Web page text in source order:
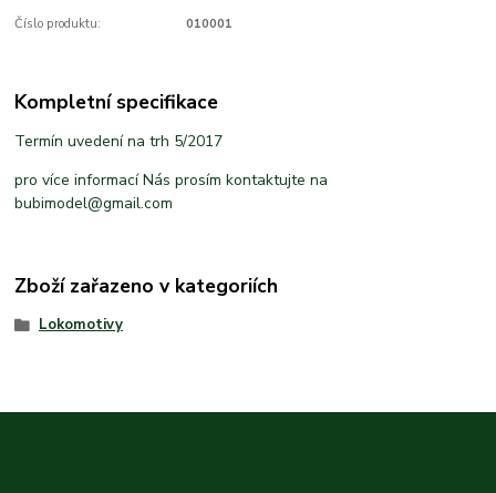
Číslo produktu: 010001
Kompletní specifikace
Termín uvedení na trh 5/2017
pro více informací Nás prosím kontaktujte na
bubimodel@gmail.com
Zboží zařazeno v kategoriích
Lokomotivy